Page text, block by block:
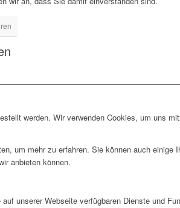
werden. Wir verwenden Cookies, um uns
um mehr zu erfahren. Sie können auch
anbieten können.
unserer Webseite verfügbaren Dienste und